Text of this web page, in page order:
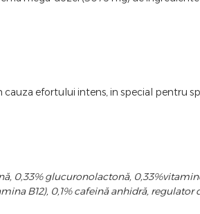
efortului intens, in special pentru
0,33% glucuronolactonă,
B12), 0,1% cafeină anhidră, regulator